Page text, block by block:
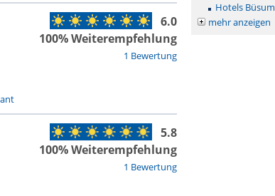
1 Bewertung
6.0
100% Weiterempfehlung
1 Bewertung
5.8
100% Weiterempfehlung
Hotels Büsum
mehr anzeigen